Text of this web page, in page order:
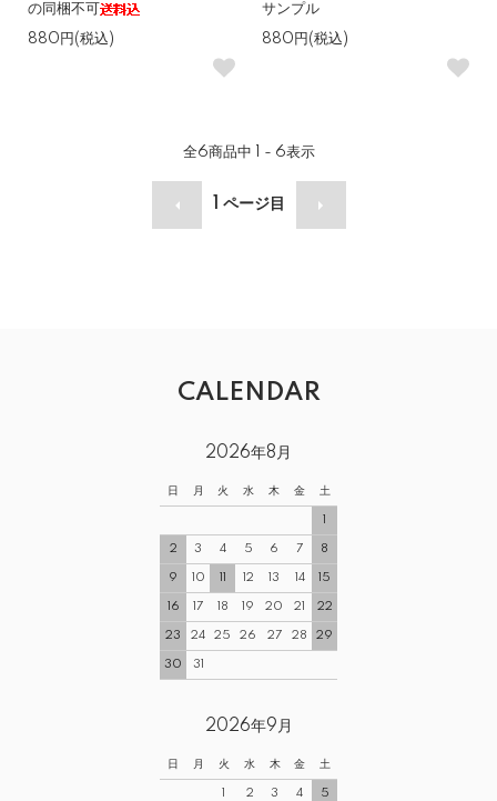
の同梱不可
880円(税込)
サンプル
880円(税込)
全6商品中 1 - 6表示
ページ目
CALENDAR
2026年8月
日 月 火 水 木 金 土
1
2 3 4 5 6 7 8
9 10 11 12 13 14 15
16 17 18 19 20 21 22
23 24 25 26 27 28 29
30 31
2026年9月
日 月 火 水 木 金 土
1 2 3 4 5